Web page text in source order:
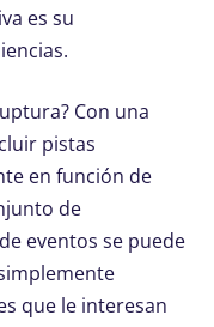
es su
Con una
pistas
en función de
de
eventos se puede
que le interesan